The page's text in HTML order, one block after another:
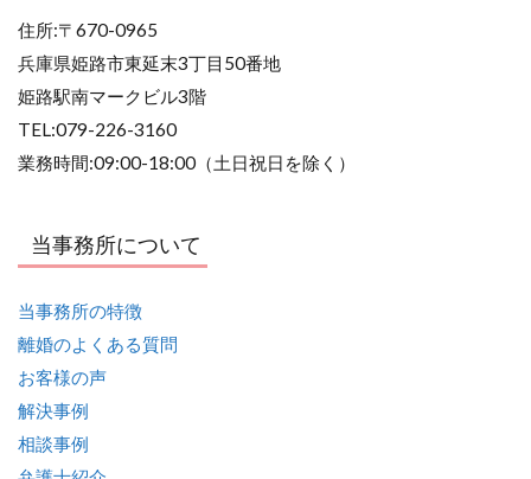
住所:〒670-0965
兵庫県姫路市東延末3丁目50番地
姫路駅南マークビル3階
TEL:079-226-3160
業務時間:09:00-18:00（土日祝日を除く）
当事務所について
当事務所の特徴
離婚のよくある質問
お客様の声
解決事例
相談事例